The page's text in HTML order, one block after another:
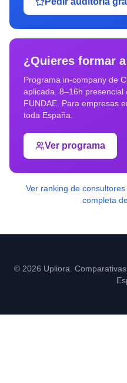
¿Quieres formar
Programa in-company de
aplicada. 8–16h presencial
FUNDAE. Para empresas
toda España.
Ver programa
Ver ranking de
completa
© 2026 Upliora.